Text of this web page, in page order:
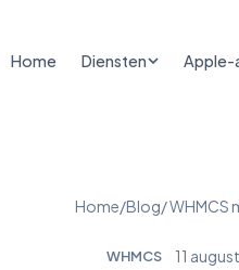
Home Diensten Apple-
Home/Blog/ WHMCS
WHMCS 11